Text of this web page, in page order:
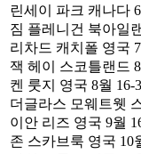
린세이 파크 캐나다
짐 플레니건 북아일
리차드 캐치폴 영국
잭 헤이 스코틀랜드
켄 룻지 영국 8월 16-
더글라스 모웨트웻
이안 리즈 영국 9월
존 스카브룩 영국 10